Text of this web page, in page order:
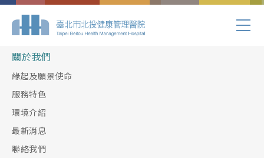
Index.php
關於我們
緣起及願景使命
服務特色
環境介紹
最新消息
聯絡我們